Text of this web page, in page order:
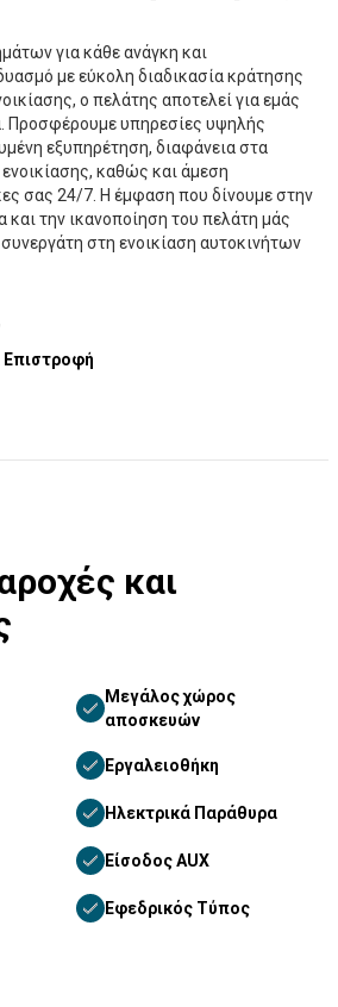
για κάθε ανάγκη και
με εύκολη διαδικασία κράτησης
ο πελάτης αποτελεί για εμάς
Προσφέρουμε υπηρεσίες υψηλής
εξυπηρέτηση, διαφάνεια στα
ενοικίασης, καθώς και άμεση
σας 24/7. Η έμφαση που δίνουμε στην
και την ικανοποίηση του πελάτη μάς
στη ενοικίαση αυτοκινήτων
και
Μεγάλος χώρος
αποσκευών
Εργαλειοθήκη
Ηλεκτρικά Παράθυρα
Είσοδος AUX
Εφεδρικός Τύπος